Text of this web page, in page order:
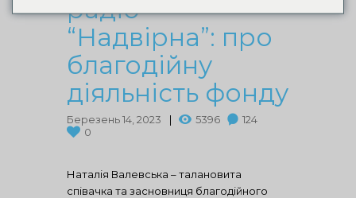
радіо
“Надвірна”: про
благодійну
діяльність фонду
Березень 14, 2023 5396
124
0
Наталія Валевська – талановита
співачка та засновниця благодійного